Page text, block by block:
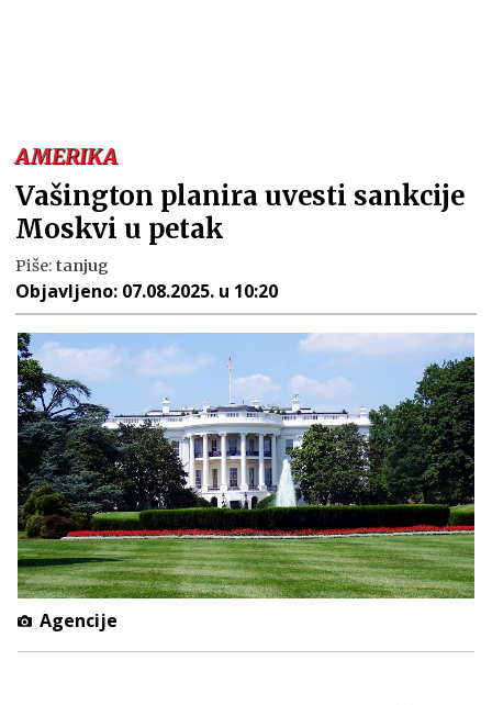
AMERIKA
Vašington planira uvesti sankcije
Moskvi u petak
Piše: tanjug
Objavljeno: 07.08.2025. u 10:20
Agencije